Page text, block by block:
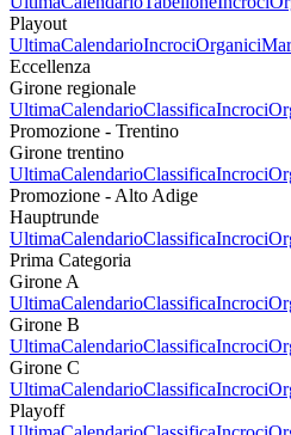
Playout
UltimaCalendarioIncrociOrganici
Eccellenza
Girone regionale
UltimaCalendarioClassificaIncroci
Promozione - Trentino
Girone trentino
UltimaCalendarioClassificaIncroci
Promozione - Alto Adige
Hauptrunde
UltimaCalendarioClassificaIncroci
Prima Categoria
Girone A
UltimaCalendarioClassificaIncroci
Girone B
UltimaCalendarioClassificaIncroci
Girone C
UltimaCalendarioClassificaIncroci
Playoff